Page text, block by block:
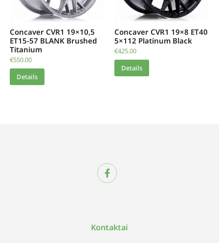
Concaver CVR1 19×10,5
ET15-57 BLANK Brushed
Titanium
€550.00
Details
Concaver CVR1 19×8 ET40
5×112 Platinum Black
€425.00
Details
Kontaktai